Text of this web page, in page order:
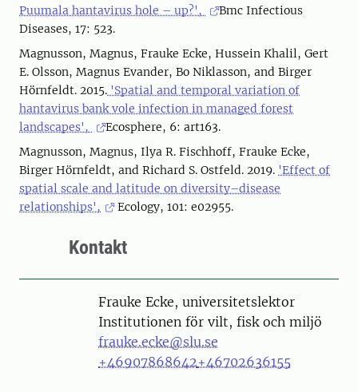
Puumala hantavirus hole – up?',
Bmc Infectious
Diseases, 17: 523.
Magnusson, Magnus, Frauke Ecke, Hussein Khalil, Gert
E. Olsson, Magnus Evander, Bo Niklasson, and Birger
Hörnfeldt. 2015. 'Spatial and temporal variation of
hantavirus bank vole infection in managed forest
landscapes',
Ecosphere, 6: art163.
Magnusson, Magnus, Ilya R. Fischhoff, Frauke Ecke,
Birger Hörnfeldt, and Richard S. Ostfeld. 2019. 'Effect of
spatial scale and latitude on diversity–disease
relationships',
Ecology, 101: e02955.
Kontakt
PersonFrauke Ecke, universitetslektor
Institutionen för vilt, fisk och miljö
frauke.ecke@slu.se
+46907868642+46702636155